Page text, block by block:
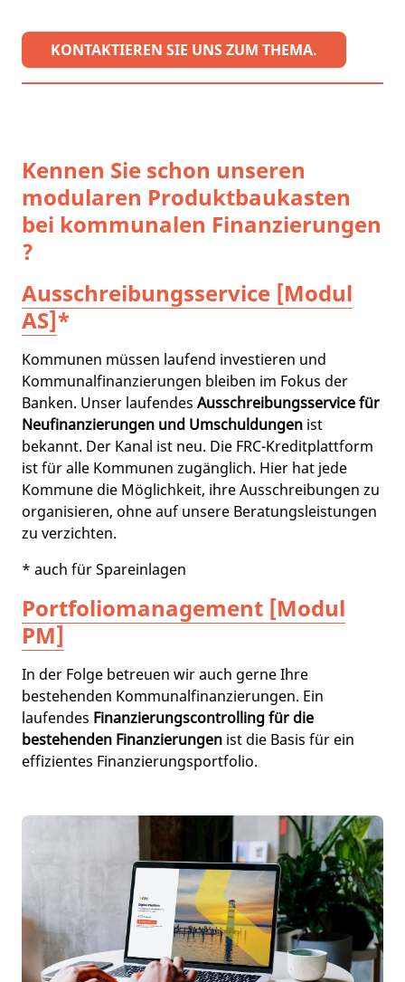
KONTAKTIEREN SIE UNS ZUM THEMA.
Kennen Sie schon unseren
modularen Produktbaukasten
bei kommunalen Finanzierungen
?
Ausschreibungsservice [Modul
AS]*
Kommunen müssen laufend investieren und
Kommunalfinanzierungen bleiben im Fokus der
Banken. Unser laufendes Ausschreibungsservice für
Neufinanzierungen und Umschuldungen ist
bekannt. Der Kanal ist neu. Die FRC-Kreditplattform
ist für alle Kommunen zugänglich. Hier hat jede
Kommune die Möglichkeit, ihre Ausschreibungen zu
organisieren, ohne auf unsere Beratungsleistungen
zu verzichten.
* auch für Spareinlagen
Portfoliomanagement [Modul
PM]
In der Folge betreuen wir auch gerne Ihre
bestehenden Kommunalfinanzierungen. Ein
laufendes Finanzierungscontrolling für die
bestehenden Finanzierungen ist die Basis für ein
effizientes Finanzierungsportfolio.